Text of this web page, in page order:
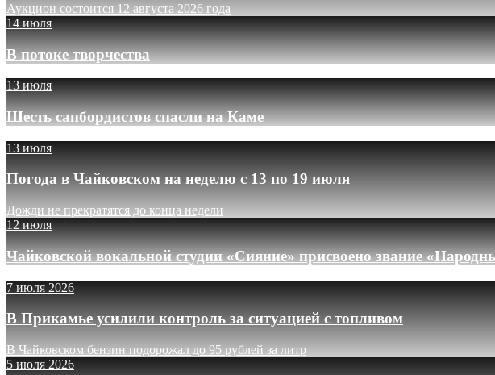
Аукцион состоится 12 августа 2026 года
14 июля
В потоке творчества
13 июля
Шесть сапбордистов спасли на Каме
13 июля
Погода в Чайковском на неделю с 13 по 19 июля
Дожди не прекратятся до конца недели
12 июля
Чайковской вокальной студии «Сияние» присвоено звание
7 июля 2026
В Прикамье усилили контроль за ситуацией с топливом
В Чайковском бензин подорожал до 95 рублей за литр
5 июля 2026